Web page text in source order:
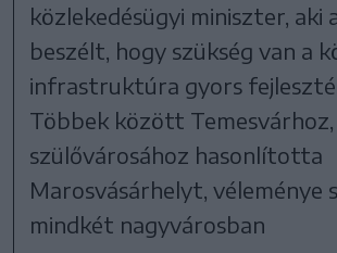
közlekedésügyi miniszter, aki
beszélt, hogy szükség van a
infrastruktúra gyors
Többek között Temesvárhoz,
szülővárosához hasonlította
Marosvásárhelyt, véleménye
mindkét nagyvárosban